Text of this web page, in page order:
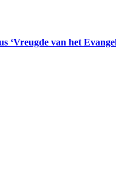
‘Vreugde van het